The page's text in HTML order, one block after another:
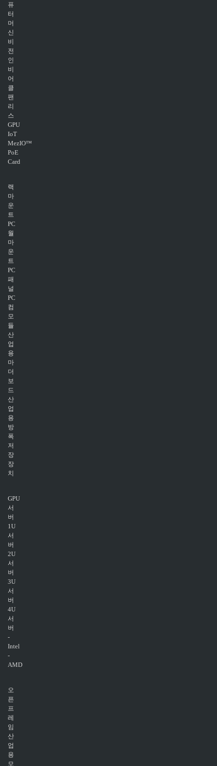
퓨
터
머
신
비
전
인
비
어
클
팬
리
스
GPU
IoT
MezIO™
PoE
Card
랙
마
운
트
PC
월
마
운
트
PC
패
널
PC
컴
모
듈
산
업
용
마
더
보
드
산
업
용
방
폭
저
장
장
치
GPU
서
버
1U
서
버
2U
서
버
3U
서
버
4U
서
버
-
Intel
-
AMD
오
픈
프
레
임
산
업
용
모